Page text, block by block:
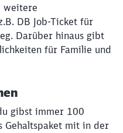
weitere
DB Job-Ticket für
Darüber hinaus gibt
für Familie und
gibst immer 100
Gehaltspaket mit in der